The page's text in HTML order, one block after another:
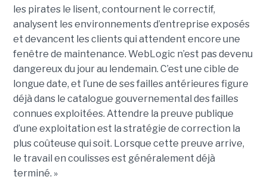
les pirates le lisent, contournent le correctif,
analysent les environnements d’entreprise exposés
et devancent les clients qui attendent encore une
fenêtre de maintenance. WebLogic n’est pas devenu
dangereux du jour au lendemain. C’est une cible de
longue date, et l’une de ses failles antérieures figure
déjà dans le catalogue gouvernemental des failles
connues exploitées. Attendre la preuve publique
d’une exploitation est la stratégie de correction la
plus coûteuse qui soit. Lorsque cette preuve arrive,
le travail en coulisses est généralement déjà
terminé. »